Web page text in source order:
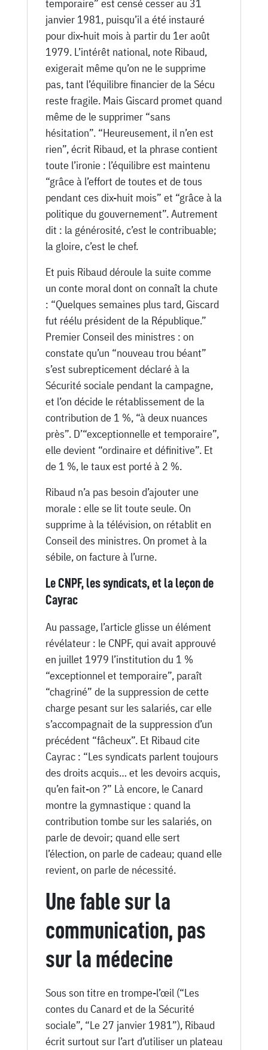
temporaire” est censé cesser au 31
janvier 1981, puisqu’il a été instauré
pour dix-huit mois à partir du 1er août
1979. L’intérêt national, note Ribaud,
exigerait même qu’on ne le supprime
pas, tant l’équilibre financier de la Sécu
reste fragile. Mais Giscard promet quand
même de le supprimer “sans
hésitation”. “Heureusement, il n’en est
rien”, écrit Ribaud, et la phrase contient
toute l’ironie : l’équilibre est maintenu
“grâce à l’effort de toutes et de tous
pendant ces dix-huit mois” et “grâce à la
politique du gouvernement”. Autrement
dit : la générosité, c’est le contribuable;
la gloire, c’est le chef.
Et puis Ribaud déroule la suite comme
un conte moral dont on connaît la chute
: “Quelques semaines plus tard, Giscard
fut réélu président de la République.”
Premier Conseil des ministres : on
constate qu’un “nouveau trou béant”
s’est subrepticement déclaré à la
Sécurité sociale pendant la campagne,
et l’on décide le rétablissement de la
contribution de 1 %, “à deux nuances
près”. D’“exceptionnelle et temporaire”,
elle devient “ordinaire et définitive”. Et
de 1 %, le taux est porté à 2 %.
Ribaud n’a pas besoin d’ajouter une
morale : elle se lit toute seule. On
supprime à la télévision, on rétablit en
Conseil des ministres. On promet à la
sébile, on facture à l’urne.
Le CNPF, les syndicats, et la leçon de
Cayrac
Au passage, l’article glisse un élément
révélateur : le CNPF, qui avait approuvé
en juillet 1979 l’institution du 1 %
“exceptionnel et temporaire”, paraît
“chagriné” de la suppression de cette
charge pesant sur les salariés, car elle
s’accompagnait de la suppression d’un
précédent “fâcheux”. Et Ribaud cite
Cayrac : “Les syndicats parlent toujours
des droits acquis… et les devoirs acquis,
qu’en fait-on ?” Là encore, le Canard
montre la gymnastique : quand la
contribution tombe sur les salariés, on
parle de devoir; quand elle sert
l’élection, on parle de cadeau; quand elle
revient, on parle de nécessité.
Une fable sur la
communication, pas
sur la médecine
Sous son titre en trompe-l’œil (“Les
contes du Canard et de la Sécurité
sociale”, “Le 27 janvier 1981”), Ribaud
écrit surtout sur l’art d’utiliser un plateau